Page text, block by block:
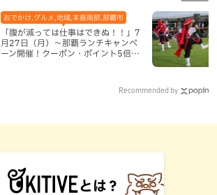
「腹が減っては仕事はできぬ！！」7
月27日（月）〜那覇ランチキャンペ
ーン開催！クーポン・ポイント5倍・
おでかけ,グルメ,地域,本島南部,那覇市
Recommended by